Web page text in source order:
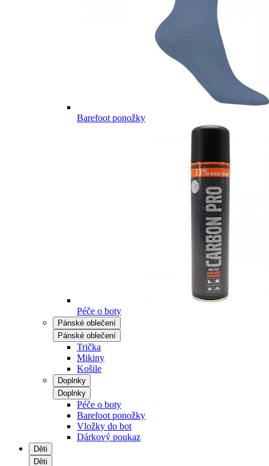
Barefoot ponožky
Péče o boty
Pánské oblečení
Pánské oblečení
Trička
Mikiny
Košile
Doplnky
Doplnky
Péče o boty
Barefoot ponožky
Vložky do bot
Dárkový poukaz
Děti
Děti